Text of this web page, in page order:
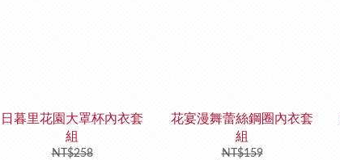
日暮里花園大罩杯內衣套
組
NT$258
花宴漫舞蕾絲鋼圈內衣套
組
NT$159